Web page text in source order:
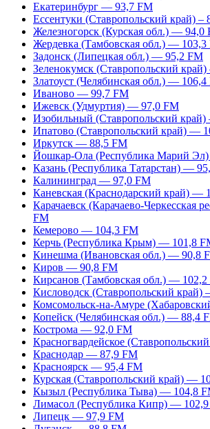
Екатеринбург — 93,7 FM
Ессентуки (Ставропольский край) –
Железногорск (Курская обл.) — 94,0
Жердевка (Тамбовская обл.) — 103,3
Задонск (Липецкая обл.) — 95,2 FM
Зеленокумск (Ставропольский
Златоуст (Челябинская обл.) — 106,4
Иваново — 99,7 FM
Ижевск (Удмуртия) — 97,0 FM
Изобильный (Ставропольский
Ипатово (Ставропольский край) —
Иркутск — 88,5 FM
Йошкар-Ола (Республика Марий
Казань (Республика Татарстан) —
Калининград — 97,0 FM
Каневская (Краснодарский край) —
Карачаевск (Карачаево-Черкесская
FM
Кемерово — 104,3 FM
Керчь (Республика Крым) — 101,8
Кинешма (Ивановская обл.) — 90,8
Киров — 90,8 FM
Кирсанов (Тамбовская обл.) —
Кисловодск (Ставропольский
Комсомольск-на-Амуре
Копейск (Челябинская обл.) — 88,4
Кострома — 92,0 FM
Красногвардейское
Краснодар — 87,9 FM
Красноярск — 95,4 FM
Курская (Ставропольский край) —
Кызыл (Республика Тыва) — 104,8
Лимасол (Республика Кипр) —
Липецк — 97,9 FM